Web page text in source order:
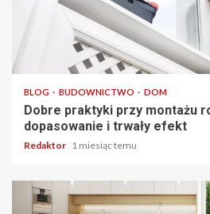
4 min odczytu
BLOG BUDOWNICTWO DOM
Dobre praktyki przy montażu
dopasowanie i trwały efekt
Redaktor 1 miesiąc temu